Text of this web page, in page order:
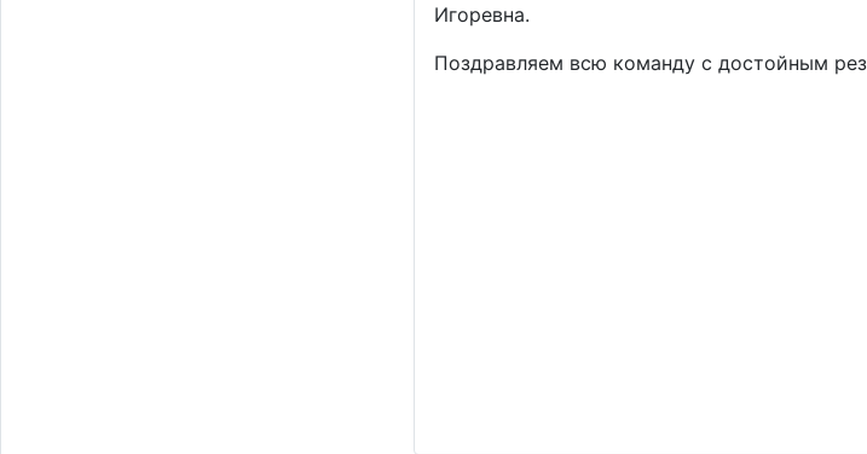
Игоревна.
Поздравляем всю команду с достойным